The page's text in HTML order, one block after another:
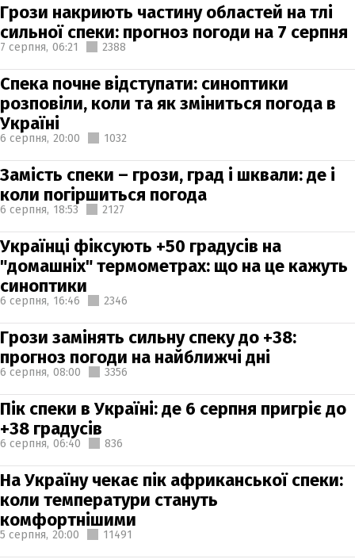
Грози накриють частину областей на тлі
сильної спеки: прогноз погоди на 7 серпня
7 серпня, 06:21 2388
Спека почне відступати: синоптики
розповіли, коли та як зміниться погода в
Україні
6 серпня, 20:00 1032
Замість спеки – грози, град і шквали: де і
коли погіршиться погода
6 серпня, 18:53 2127
Українці фіксують +50 градусів на
"домашніх" термометрах: що на це кажуть
синоптики
6 серпня, 16:46 2346
Грози замінять сильну спеку до +38:
прогноз погоди на найближчі дні
6 серпня, 08:00 3356
Пік спеки в Україні: де 6 серпня пригріє до
+38 градусів
6 серпня, 06:40 836
На Україну чекає пік африканської спеки:
коли температури стануть
комфортнішими
5 серпня, 20:00 11491